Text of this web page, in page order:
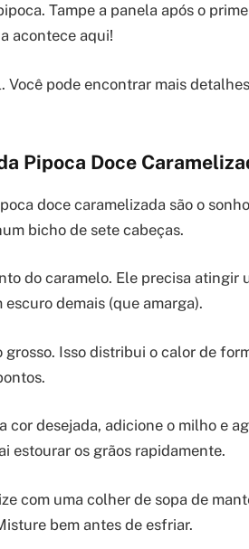
Tampe a panela após o
acontece aqui!
Você pode encontrar mais
Pipoca Doce
doce caramelizada são o
bicho de sete cabeças.
do caramelo. Ele precisa atingir
demais (que amarga).
Isso distribui o calor de
cor desejada, adicione o milho e
estourar os grãos rapidamente.
com uma colher de sopa de
bem antes de esfriar.